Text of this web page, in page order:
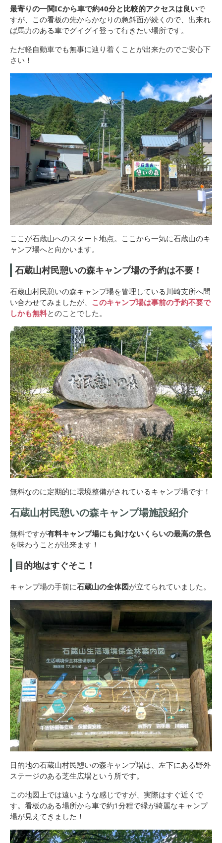
最寄りの一関ICから車で約40分と比較的アクセスは良いで
すが、この看板の先からかなりの急斜面が続くので、出来れ
ば馬力のある車でグイグイ登って行きたい場所です。
ただ軽自動車でも無事に辿り着くことが出来たのでご安心下
さい！
ここが石蔵山へのスタート地点。ここから一気に石蔵山のキ
ャンプ場へと向かいます。
石蔵山村民憩いの森キャンプ場の予約は不要！
石蔵山村民憩いの森キャンプ場を管理している川崎支所へ問
い合わせてみましたが、 このキャンプ場は事前の予約不要で
しかも無料とのことでした。
無料なのに定期的に環境整備がされているキャンプ場です！
石蔵山村民憩いの森キャンプ場施設紹介
無料ですが有料キャンプ場にも負けないくらいの最高の景色
を味わうことが出来ます！
目的地はすぐそこ！
キャンプ場の手前に石蔵山の全体図が立てられていました。
目的地の石蔵山村民憩いの森キャンプ場は、左下にある野外
ステージのある芝生広場という所です。
この地図上では遠いような感じですが、実際はすぐ近くで
す。看板のある場所から車で約1分程で緑が綺麗なキャンプ
場が見えてきました！